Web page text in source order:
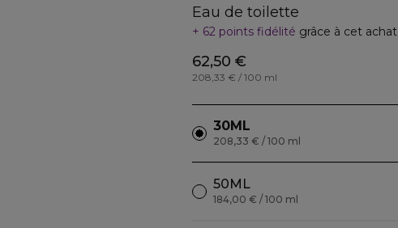
Eau de toilette
62 points fidélité grâce à cet achat
62,50 €
208,33 € / 100 ml
30ML
208,33 € / 100 ml
50ML
184,00 € / 100 ml